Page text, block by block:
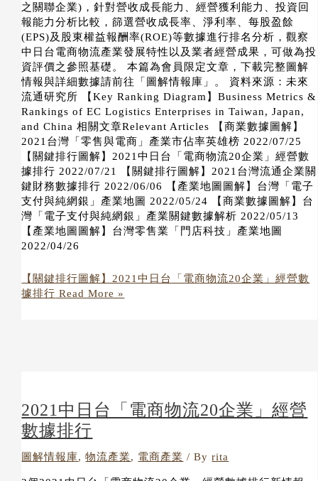
之關聯企業)，針對營收成長能力、經營獲利能力、投資回
報能力分析比較，篩選營收成長率、淨利率、每股盈餘
(EPS)及股東權益報酬率(ROE)等數據進行排名分析，觀察
中日台電商物流產業發展特性以及業者經營成果，可做為投
資評價之參照基礎。 本篇為會員限定文章，下載完整圖解
情報與詳細數據請前往「圖解情報庫」。 資料來源：未來
流通研究所 【Key Ranking Diagram】Business Metrics &
Rankings of EC Logistics Enterprises in Taiwan, Japan,
and China 相關文章Relevant Articles 【商業數據圖解】
2021台灣「零售與電商」產業市佔率英雄榜 2022/07/25
【關鍵排行圖解】2021中日台「電商物流20企業」經營數
據排行 2022/07/21 【關鍵排行圖解】2021台灣流通企業關
鍵財務數據排行 2022/06/06 【產業地圖圖解】台灣「電子
支付與純網銀」產業地圖 2022/05/24 【商業數據圖解】台
灣「電子支付與純網銀」產業關鍵數據解析 2022/05/13
【產業地圖圖解】台灣零售業「門店科技」產業地圖
2022/04/26
【關鍵排行圖解】2021中日台「電商物流20企業」經營數
據排行 Read More »
2021中日台「電商物流20企業」經營
數據排行
圖解情報庫,物流產業, 電商產業 / Byrita